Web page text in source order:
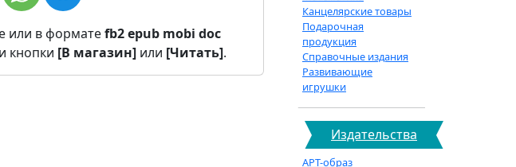
или в форматеfb2epub mobi doc
кнопки [В магазин] или [Читать].
Канцелярские товары
Подарочная
продукция
Справочные издания
Развивающие
игрушки
Издательства
АРТ-образ